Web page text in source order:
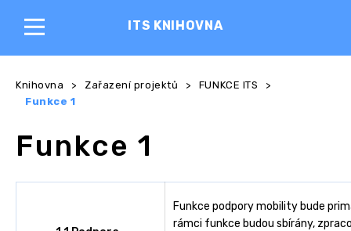
ITS KNIHOVNA
Knihovna > Zařazení projektů > FUNKCE ITS
>
Funkce 1
Funkce 1
Funkce podpory mobility bude
rámci funkce budou sbírány,